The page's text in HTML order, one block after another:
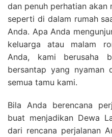
dan penuh perhatian akan
seperti di dalam rumah
Anda. Apa Anda
keluarga atau malam
Anda, kami berusaha
bersantap yang nyaman
semua tamu kami.
Bila Anda berencana
buat menjadikan Dewa
dari rencana perjalanan